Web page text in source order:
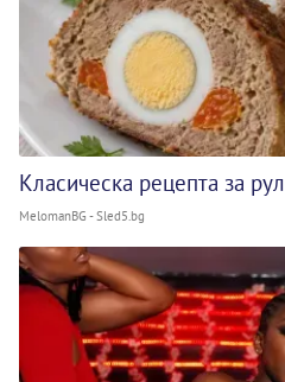
Класическа рецепта за
MelomanBG - Sled5.bg